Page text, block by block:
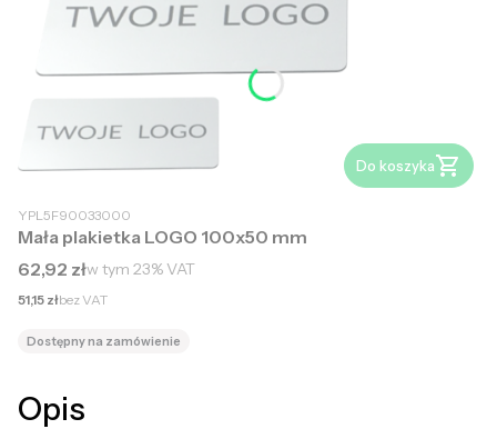
Do koszyka
YPL5F90033000
Mała plakietka LOGO 100x50 mm
Cena brutto
62,92 złw tym 23%VAT
Cena netto
51,15 złbez VAT
Dostępny na zamówienie
Opis